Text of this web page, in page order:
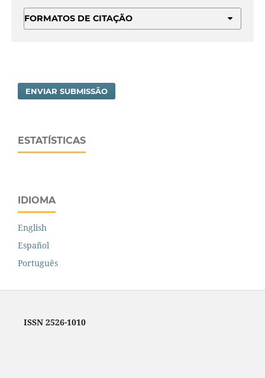
FORMATOS DE CITAÇÃO
ENVIAR SUBMISSÃO
ESTATÍSTICAS
IDIOMA
English
Español
Português
ISSN 2526-1010